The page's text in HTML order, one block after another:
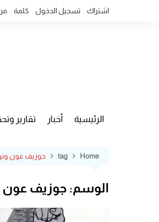
اشتراك تسجيل الدخول كلمة
الرئيسية أخبار تقارير
Home
tag جوزيف عون
الوسم: جوزيف عون